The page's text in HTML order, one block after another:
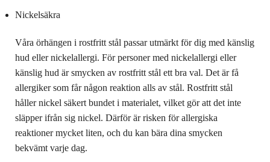
Nickelsäkra
Våra örhängen i rostfritt stål passar utmärkt för dig med känslig
hud eller nickelallergi. För personer med nickelallergi eller
känslig hud är smycken av rostfritt stål ett bra val. Det är få
allergiker som får någon reaktion alls av stål. Rostfritt stål
håller nickel säkert bundet i materialet, vilket gör att det inte
släpper ifrån sig nickel. Därför är risken för allergiska
reaktioner mycket liten, och du kan bära dina smycken
bekvämt varje dag.